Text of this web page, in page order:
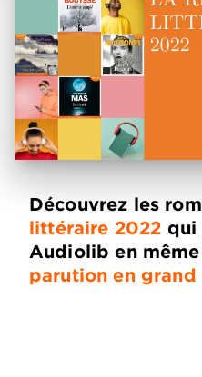
Découvrez les
littéraire 2022 qui
Audiolib en
parution en